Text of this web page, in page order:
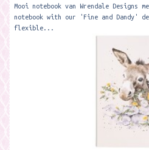
Mooi notebook van Wrendale
notebook with our 'Fine and Dandy'
flexible...